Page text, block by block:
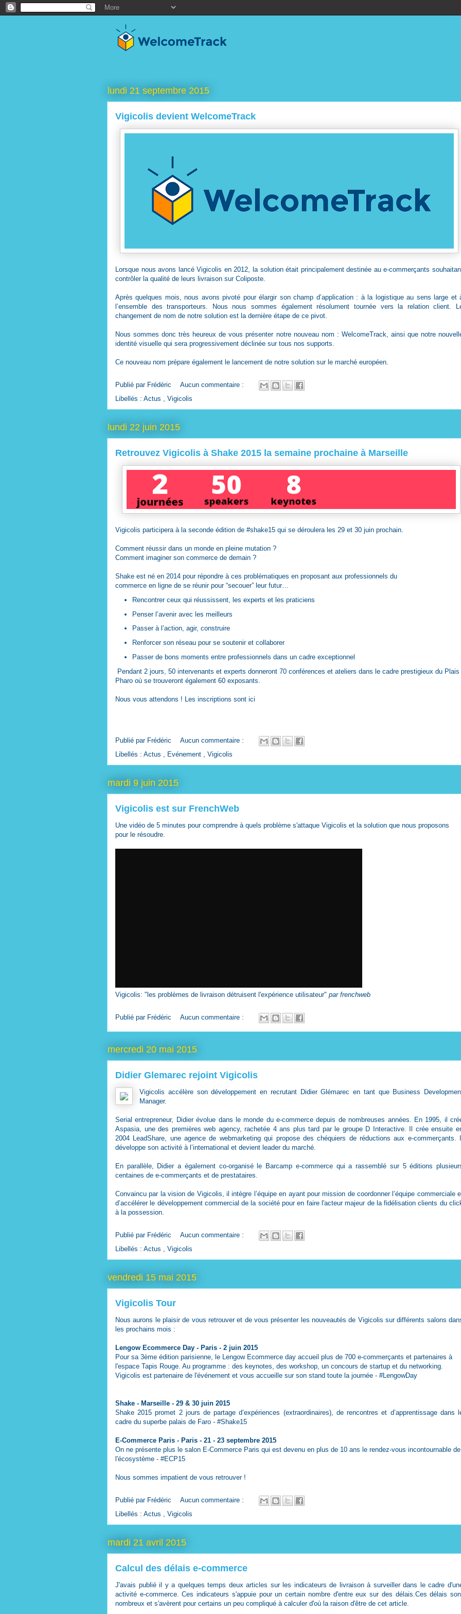
lundi 21 septembre 2015
Vigicolis devient WelcomeTrack
Lorsque nous avons lancé Vigicolis en 2012, la solution était principalement destinée au e-commerçants
contrôler la qualité de leurs livraison sur Coliposte.
Après quelques mois, nous avons pivoté pour élargir son champ d’application : à la logistique au sens large et
l’ensemble des transporteurs. Nous nous sommes également résolument tournée vers la relation client.
changement de nom de notre solution est la dernière étape de ce pivot.
Nous sommes donc très heureux de vous présenter notre nouveau nom : WelcomeTrack, ainsi que notre
identité visuelle qui sera progressivement déclinée sur tous nos supports.
Ce nouveau nom prépare également le lancement de notre solution sur le marché européen.
Publié par Frédéric
Aucun commentaire :
Libellés : Actus , Vigicolis
lundi 22 juin 2015
Retrouvez Vigicolis à Shake 2015 la semaine prochaine à Marseille
Vigicolis participera à la seconde édition de #shake15 qui se déroulera les 29 et 30 juin prochain.
Comment réussir dans un monde en pleine mutation ?
Comment imaginer son commerce de demain ?
Shake est né en 2014 pour répondre à ces problématiques en proposant aux professionnels du
commerce en ligne de se réunir pour “secouer” leur futur…
Rencontrer ceux qui réussissent, les experts et les praticiens
Penser l’avenir avec les meilleurs
Passer à l’action, agir, construire
Renforcer son réseau pour se soutenir et collaborer
Passer de bons moments entre professionnels dans un cadre exceptionnel
Pendant 2 jours, 50 intervenants et experts donneront 70 conférences et ateliers dans le cadre prestigieux du Plais
Pharo où se trouveront également 60 exposants.
Nous vous attendons ! Les inscriptions sont ici
Publié par Frédéric
Aucun commentaire :
Libellés : Actus Evénement Vigicolis
mardi 9 juin 2015
Vigicolis est sur FrenchWeb
Une vidéo de 5 minutes pour comprendre à quels problème s'attaque Vigicolis et la solution que nous proposons
pour le résoudre.
Vigicolis: "les problèmes de livraison détruisent l'expérience utilisateur" par frenchweb
Publié par Frédéric Aucun commentaire :
mercredi 20 mai 2015
Didier Glemarec rejoint Vigicolis
Vigicolis accélère son développement en recrutant Didier Glémarec en tant que Business
Manager.
Serial entrepreneur, Didier évolue dans le monde du e-commerce depuis de nombreuses années. En 1995, il
Aspasia, une des premières web agency, rachetée 4 ans plus tard par le groupe D Interactive. Il crée ensuite
2004 LeadShare, une agence de webmarketing qui propose des chéquiers de réductions aux e-commerçants.
développe son activité à l’international et devient leader du marché.
En parallèle, Didier a également co-organisé le Barcamp e-commerce qui a rassemblé sur 5 éditions
centaines de e-commerçants et de prestataires.
Convaincu par la vision de Vigicolis, il intègre l’équipe en ayant pour mission de coordonner l’équipe commerciale
d’accélérer le développement commercial de la société pour en faire l'acteur majeur de la fidélisation clients du
à la possession.
Publié par Frédéric
Aucun commentaire :
Libellés : Actus Vigicolis
vendredi 15 mai 2015
Vigicolis Tour
Nous aurons le plaisir de vous retrouver et de vous présenter les nouveautés de Vigicolis sur différents salons
les prochains mois :
Lengow Ecommerce Day - Paris - 2 juin 2015
Pour sa 3ème édition parisienne, le Lengow Ecommerce day accueil plus de 700 e-commerçants et partenaires à
l'espace Tapis Rouge. Au programme : des keynotes, des workshop, un concours de startup et du networking.
Vigicolis est partenaire de l'événement et vous accueille sur son stand toute la journée - #LengowDay
Shake - Marseille - 29 & 30 juin 2015
Shake 2015 promet 2 jours de partage d’expériences (extraordinaires), de rencontres et d’apprentissage dans
cadre du superbe palais de Faro - #Shake15
E-Commerce Paris - Paris - 21 - 23 septembre 2015
On ne présente plus le salon E-Commerce Paris qui est devenu en plus de 10 ans le rendez-vous incontournable de
l'écosystème - #ECP15
Nous sommes impatient de vous retrouver !
Publié par Frédéric
Aucun commentaire :
Libellés : Actus Vigicolis
mardi 21 avril 2015
Calcul des délais e-commerce
J'avais publié il y a quelques temps deux articles sur les indicateurs de livraisonà surveiller dans le cadre
activité e-commerce. Ces indicateurs s'appuie pour un certain nombre d'entre eux sur des délais.Ces délais
nombreux et s'avèrent pour certains un peu compliqué à calculer d'où la raison d'être de cet article.